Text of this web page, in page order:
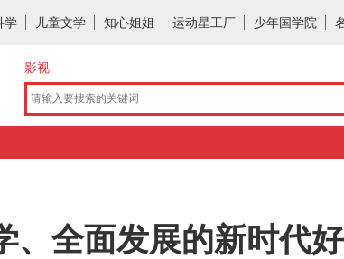
学 儿童文学 知心姐姐 运动星工厂 少年国学院
影视
、全面发展的新时代